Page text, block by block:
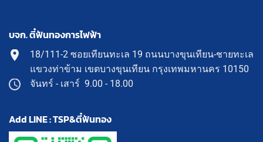
บจก. ตี๋ฟันทองการไฟฟ้า
18/111-2 ซอยเทียนทะเล 19 ถนนบางขุนเทียน-ชายทะเล
แขวงท่าข้าม เขตบางขุนเทียน กรุงเทพมหานคร 10150
จันทร์ - เสาร์ 9.00 - 18.00
Add LINE : TSP&ตี๋ฟันทอง